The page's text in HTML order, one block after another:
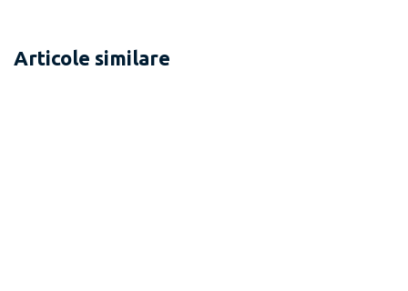
Articole similare